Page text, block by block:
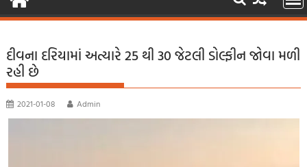
દીવના દરિયામાં અત્યારે 25 થી 30 જેટલી ડોલ્ફીન જોવા મળી
રહી છે
2021-01-08 Admin